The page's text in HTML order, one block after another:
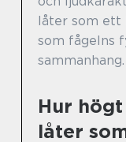
låter som ett
som fågelns
sammanhang.
Hur
låter